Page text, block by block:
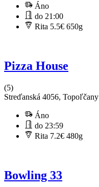
Áno
do 21:00
Rita 5.5€ 650g
Pizza House
(5)
Streďanská 4056, Topoľčany
Áno
do 23:59
Rita 7.2€ 480g
Bowling 33